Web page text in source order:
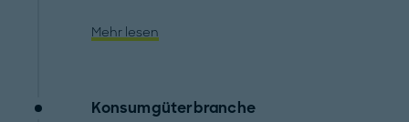
Mehr lesen
Konsumgüterbranche